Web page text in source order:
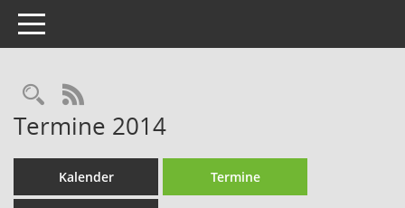
Toggle navigation
Rechercheauswahl
RSS-Feed
Termine 2014
Kalender Termine